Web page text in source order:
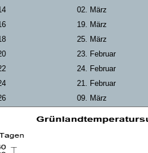
02. März
19. März
25. März
23. Februar
24. Februar
21. Februar
09. März